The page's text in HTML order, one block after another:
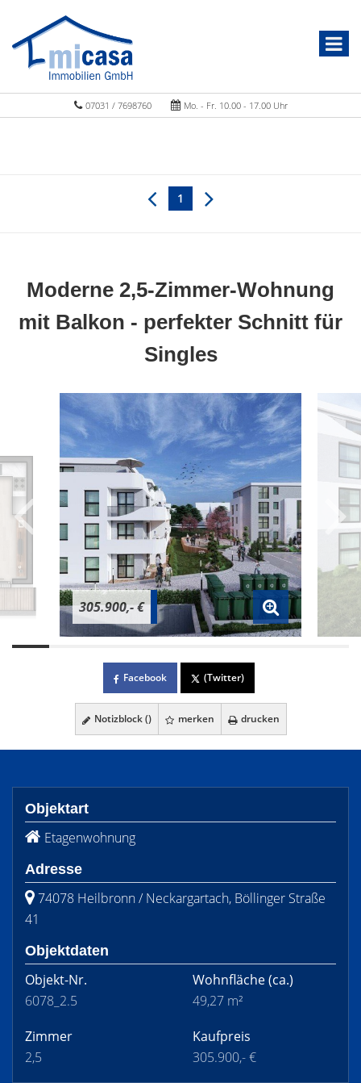
07031 / 7698760 Mo. - Fr. 10.00 - 17.00 Uhr
1
Moderne 2,5-Zimmer-Wohnung
mit Balkon - perfekter Schnitt für
Singles
305.900,- €
Facebook (Twitter)
Notizblock () merken drucken
Objektart
Etagenwohnung
Adresse
74078 Heilbronn / Neckargartach, Böllinger Straße
41
Objektdaten
Objekt-Nr.
6078_2.5
Wohnfläche(ca.)
49,27 m²
Zimmer
2,5
Kaufpreis
305.900,- €